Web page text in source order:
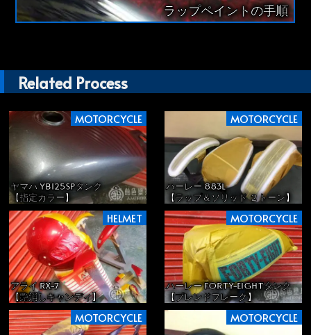
ラップペイントの手順
Related Process
MOTORCYCLE
ヤマハ YB125SPタンク
【指定カラー】
MOTORCYCLE
ハーレー 883L
【ラップ＆ソリッド ２トーン】
HELMET
アライ RX-7
【艶消しキャンディ】
MOTORCYCLE
ハーレー FORTY-EIGHTタンク
【ブレンドフレーク】
MOTORCYCLE MOTORCYCLE